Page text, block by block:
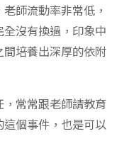
師流動率非常低，
沒有換過，印象中
培養出深厚的依附
常常跟老師請教育
個事件，也是可以